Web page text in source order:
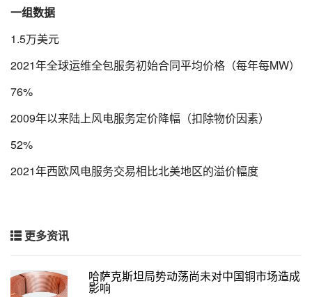
一组数据
1.5万美元
2021年全球运维全包服务初始合同平均价格（每年每MW）
76%
2009年以来陆上风电服务定价降幅（扣除物价因素）
52%
2021年西欧风电服务交易相比北美地区的溢价幅度
更多资讯
哈萨克斯坦局势动荡尚未对中国铜市场造成
影响